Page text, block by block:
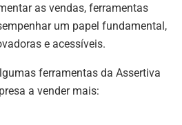
as vendas, ferramentas
um papel fundamental,
e acessíveis.
ferramentas da Assertiva
a vender mais: